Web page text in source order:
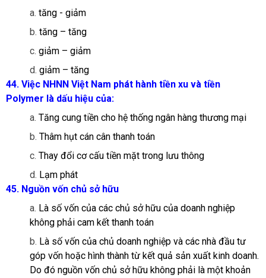
a. tăng - giảm
b. tăng – tăng
c. giảm – giảm
d. giảm – tăng
44. Việc NHNN Việt Nam phát hành tiền xu và tiền
Polymer là dấu hiệu của:
a. Tăng cung tiền cho hệ thống ngân hàng thương mại
b. Thâm hụt cán cân thanh toán
c. Thay đổi cơ cấu tiền mặt trong lưu thông
d. Lạm phát
45. Nguồn vốn chủ sở hữu
a. Là số vốn của các chủ sở hữu của doanh nghiệp
không phải cam kết thanh toán
b. Là số vốn của chủ doanh nghiệp và các nhà đầu tư
góp vốn hoặc hình thành từ kết quả sản xuất kinh doanh.
Do đó nguồn vốn chủ sở hữu không phải là một khoản